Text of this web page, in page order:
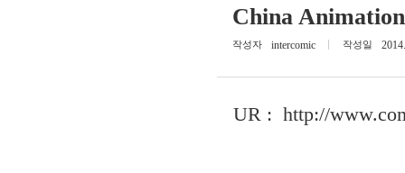
China
작성자 intercomic 작성일
UR : http://